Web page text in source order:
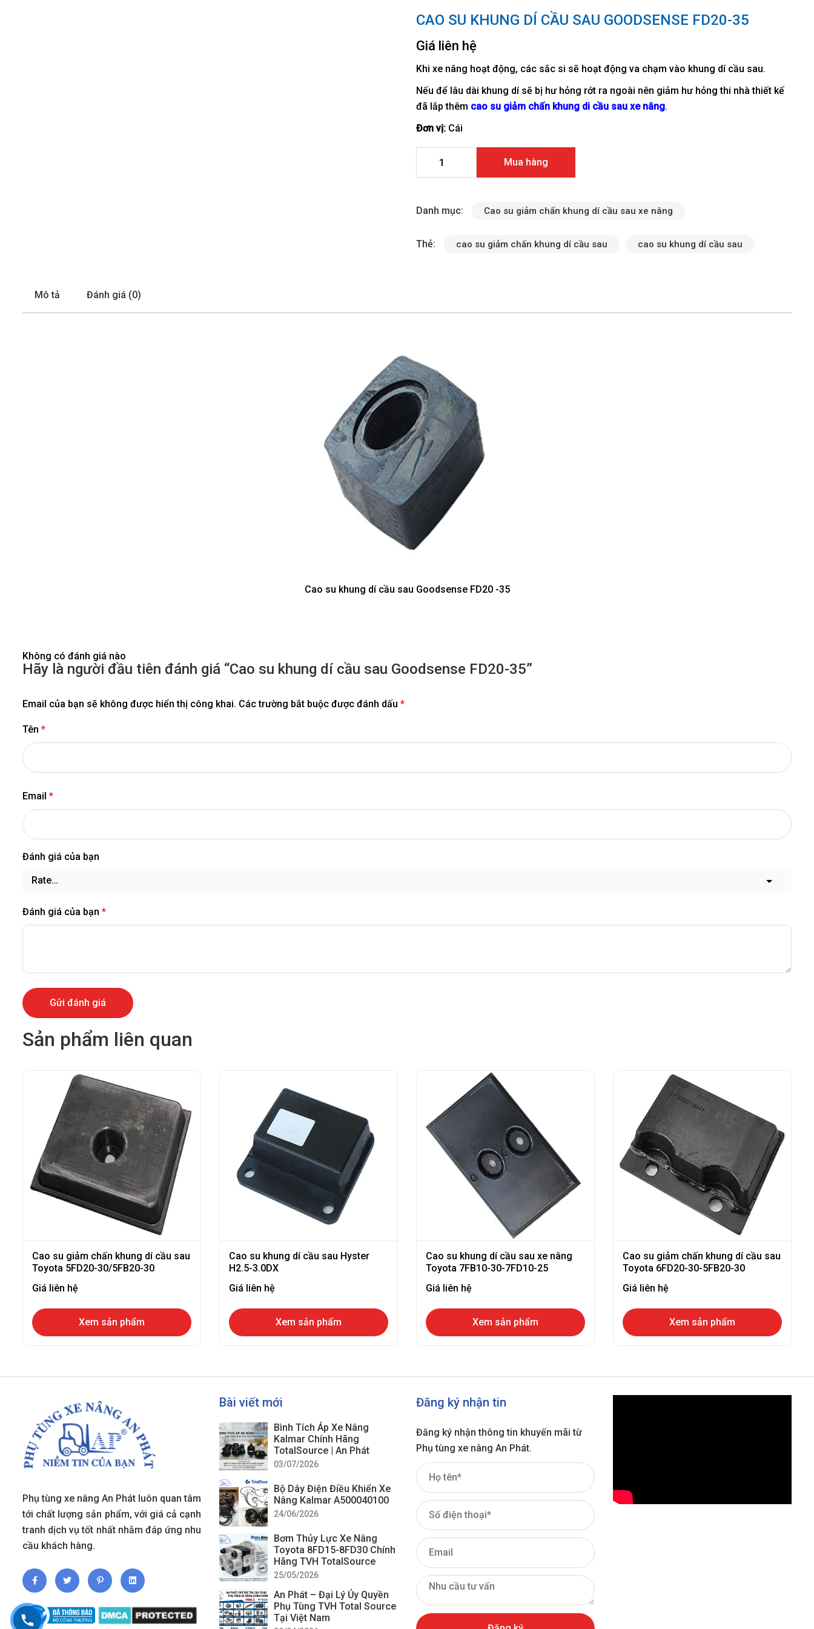
CAO SU KHUNG DÍ CẦU SAU GOODSENSE FD20-35
Giá liên hệ
Khi xe nâng hoạt động, các sắc si sẽ hoạt động va chạm vào khung dí cầu sau.
Nếu để lâu dài khung dí sẽ bị hư hỏng rớt ra ngoài nên giảm hư hỏng thi nhà thiết kế
đã lắp thêm cao su giảm chấn khung di cầu sau xe nâng.
Đơn vị: Cái
Mua hàng
Danh mục: Cao su giảm chấn khung dí cầu sau xe nâng
Thẻ: cao su giảm chấn khung dí cầu sau cao su khung dí cầu sau
Mô tả Đánh giá (0)
Cao su khung dí cầu sau Goodsense FD20 -35
Không có đánh giá nào
Hãy là người đầu tiên đánh giá “Cao su khung dí cầu sau Goodsense FD20-35”
Email của bạn sẽ không được hiển thị công khai. Các trường bắt buộc được đánh dấu *
Tên *
Email *
Đánh giá của bạn
Đánh giá của bạn *
Sản phẩm liên quan
Cao su giảm chấn khung dí cầu sau
Toyota 5FD20-30/5FB20-30
Giá liên hệ
Xem sản phẩm
Cao su khung dí cầu sau Hyster
H2.5-3.0DX
Giá liên hệ
Xem sản phẩm
Cao su khung dí cầu sau xe nâng
Toyota 7FB10-30-7FD10-25
Giá liên hệ
Xem sản phẩm
Cao su giảm chấn khung dí cầu sau
Toyota 6FD20-30-5FB20-30
Giá liên hệ
Xem sản phẩm
Phụ tùng xe nâng An Phát luôn quan tâm
tới chất lượng sản phẩm, với giá cả cạnh
tranh dịch vụ tốt nhất nhằm đáp ứng nhu
cầu khách hàng.
Bài viết mới
Bình Tích Áp Xe Nâng
Kalmar Chính Hãng
TotalSource | An Phát
03/07/2026
Bộ Dây Điện Điều Khiển Xe
Nâng Kalmar A500040100
24/06/2026
Bơm Thủy Lực Xe Nâng
Toyota 8FD15-8FD30 Chính
Hãng TVH TotalSource
25/05/2026
An Phát – Đại Lý Ủy Quyền
Phụ Tùng TVH Total Source
Tại Việt Nam
Đăng ký nhận tin
Đăng ký nhận thông tin khuyến mãi từ
Phụ tùng xe nâng An Phát.